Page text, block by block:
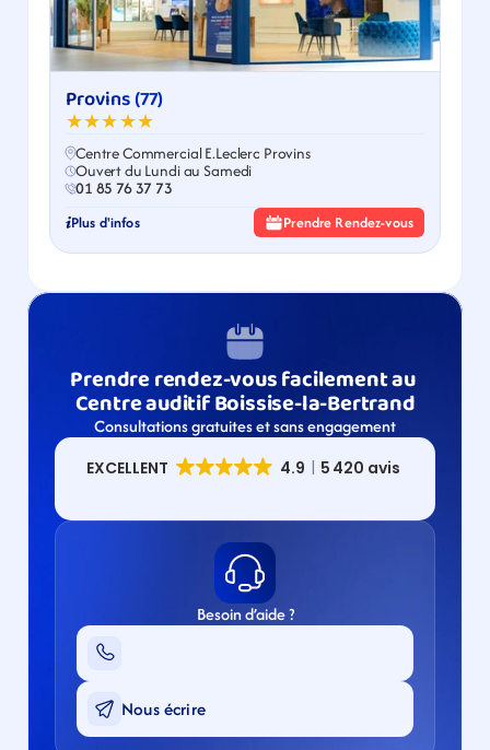
Provins (77)
★★★★★
Centre Commercial E.Leclerc Provins
Ouvert du Lundi au Samedi
01 85 76 37 73
Plus d'infos Prendre Rendez-vous
Prendre rendez-vous facilement au
Centre auditif Boissise-la-Bertrand
Consultations gratuites et sans engagement
Besoin d’aide ?
Nous écrire